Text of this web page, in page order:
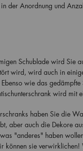
der Anordnung und
Schublade wird Sie
wird, wird auch in
wie das
wird mit
haben Sie die
aber auch die Dekore
"anderes" haben
sie verwirklichen!